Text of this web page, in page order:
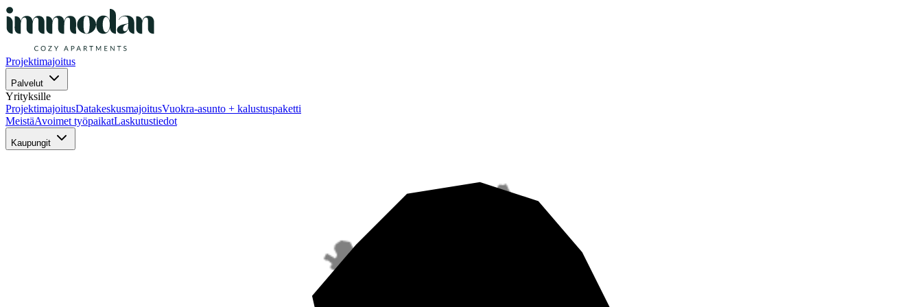
Projektimajoitus
Palvelut
Yrityksille
ProjektimajoitusDatakeskusmajoitusVuokra-asunto + kalustuspaketti
MeistäAvoimet työpaikatLaskutustiedot
Kaupungit